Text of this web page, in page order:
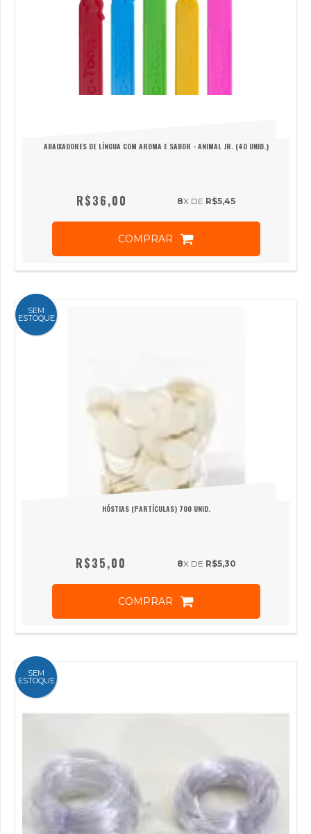
ABAIXADORES DE LÍNGUA COM AROMA E SABOR - ANIMAL JR. (40 UNID.)
R$36,00 8X DE R$5,45
COMPRAR
SEM
ESTOQUE
HÓSTIAS (PARTÍCULAS) 700 UNID.
R$35,00 8X DE R$5,30
COMPRAR
SEM
ESTOQUE